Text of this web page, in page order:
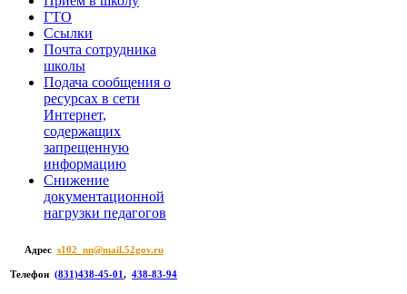
ГТО
Ссылки
Почта сотрудника
школы
Подача сообщения о
ресурсах в сети
Интернет,
содержащих
запрещенную
информацию
Снижение
документационной
нагрузки педагогов
Адрес s102_nn@mail.52gov.ru
Телефон (831)438-45-01 , 438-83-94